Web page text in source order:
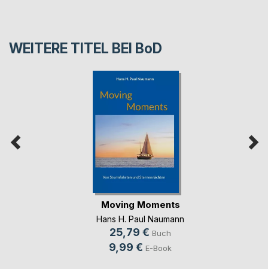
WEITERE TITEL BEI BoD
Moving Moments
Hans H. Paul Naumann
25,79 € Buch
9,99 € E-Book